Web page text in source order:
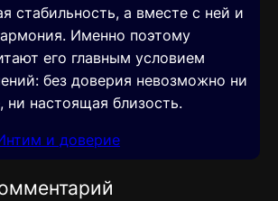
стабильность, а вместе с ней и
Именно поэтому
его главным условием
без доверия невозможно ни
ни настоящая близость.
и доверие